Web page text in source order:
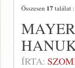
Összesen 17 találat :
ÍRTA: